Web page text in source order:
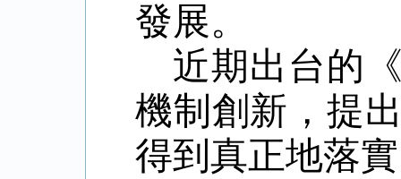
發展。
近期出台的
機制創新，提
得到真正地落